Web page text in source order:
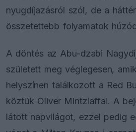
nyugdíjazásról szól, de a
összetettebb folyamatok
A döntés az Abu-dzabi
született meg véglegesen,
helyszínen találkozott a Red
köztük Oliver Mintzlaffal. A
látott napvilágot, ezzel pedig